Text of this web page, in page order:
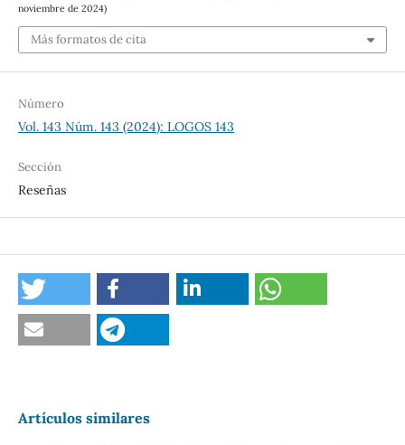
noviembre de 2024)
Más formatos de cita
Número
Vol. 143 Núm. 143 (2024): LOGOS 143
Sección
Reseñas
Artículos similares